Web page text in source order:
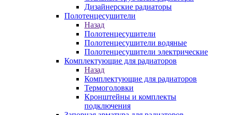
Дизайнерские радиаторы
Полотенцесушители
Назад
Полотенцесушители
Полотенцесушители водяные
Полотенцесушители электрические
Комплектующие для радиаторов
Назад
Комплектующие для радиаторов
Термоголовки
Кронштейны и комплекты
подключения